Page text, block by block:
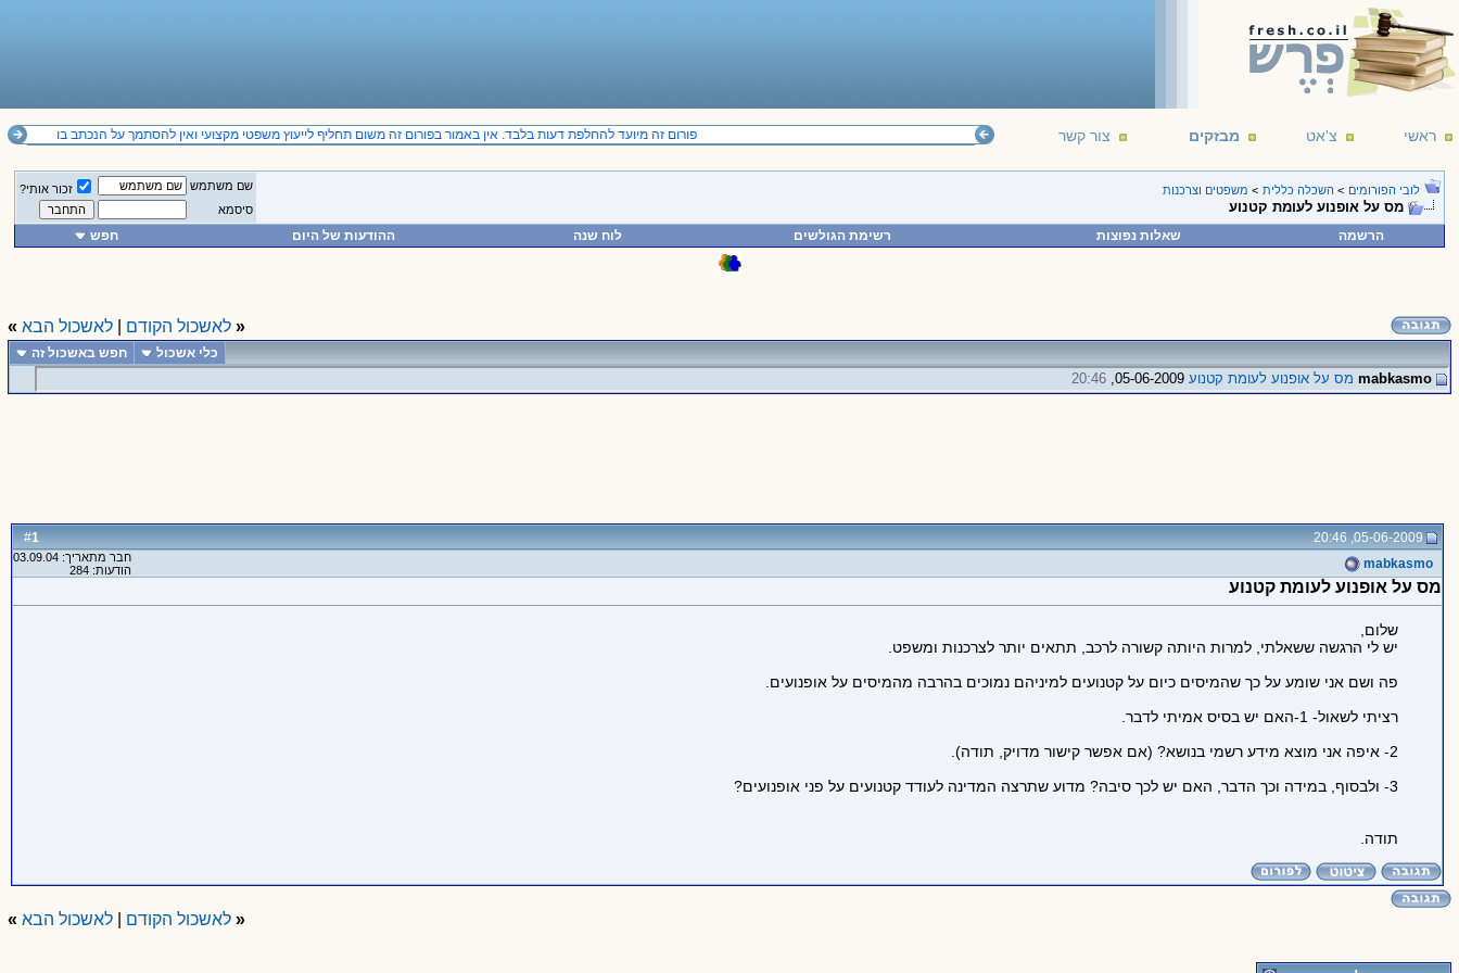
ראשי צ'אט מבזקים צור קשר פורום זה מיועד להחלפת דעות בלבד. אין באמור בפורום זה משום תחליף לייעוץ משפטי מקצועי ואין להסתמך על הנכתב בו
לובי הפורומים > השכלה כללית > משפטים וצרכנות
מס על אופנוע לעומת קטנוע
שם משתמש
זכור אותי?
סיסמא
הרשמה שאלות נפוצות רשימת הגולשים לוח שנה ההודעות של היום חפש
« לאשכול הקודם לאשכול הבא »
כלי אשכול חפש באשכול זה
mabkasmo מס על אופנוע לעומת קטנוע05-06-2009,
20:46
#
1
05-06-2009, 20:46
mabkasmo
חבר מתאריך: 03.09.04
הודעות: 284
מס על אופנוע לעומת קטנוע
שלום,
יש לי הרגשה ששאלתי, למרות היותה קשורה לרכב, תתאים יותר לצרכנות ומשפט.
פה ושם אני שומע על כך שהמיסים כיום על קטנועים למיניהם נמוכים בהרבה מהמיסים על אופנועים.
רציתי לשאול- 1-האם יש בסיס אמיתי לדבר.
2- איפה אני מוצא מידע רשמי בנושא? (אם אפשר קישור מדויק, תודה).
3- ולבסוף, במידה וכך הדבר, האם יש לכך סיבה? מדוע שתרצה המדינה לעודד קטנועים על פני אופנועים?
תודה.
« לאשכול הקודם |לאשכול הבא »